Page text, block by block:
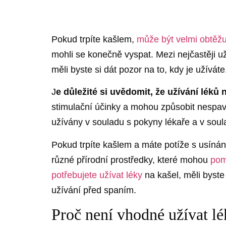
Pokud trpíte kašlem, může být velmi
mohli se konečně vyspat. Mezi nejčastěji
měli byste si dát pozor na to, kdy je
Je důležité si uvědomit, že užívání léků
stimulační účinky a mohou způsobit
užívány v souladu s pokyny lékaře a v
Pokud trpíte kašlem a máte potíže s
různé přírodní prostředky, které mohou
potřebujete užívat léky na kašel, měli
užívání před spaním.
Proč není vhodné užívat